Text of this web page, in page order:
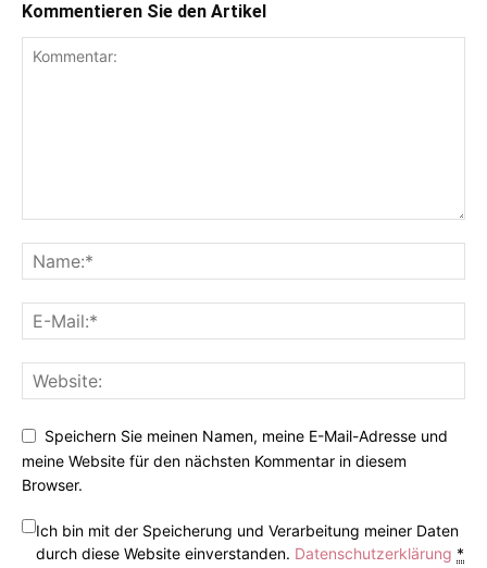
Kommentieren Sie den Artikel
Speichern Sie meinen Namen, meine E-Mail-Adresse und
meine Website für den nächsten Kommentar in diesem
Browser.
Ich bin mit der Speicherung und Verarbeitung meiner Daten
durch diese Website einverstanden. Datenschutzerklärung *